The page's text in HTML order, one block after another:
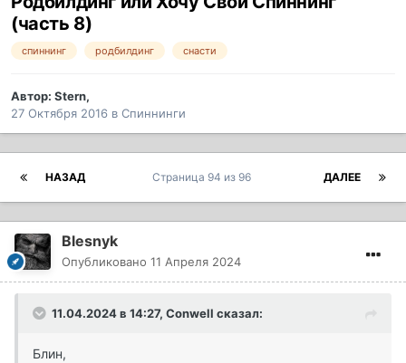
(часть 8)
спиннинг родбилдинг снасти
Автор: Stern,
27 Октября 2016 в Спиннинги
НАЗАД ДАЛЕЕ
Страница 94 из 96
Blesnyk
Опубликовано 11 Апреля 2024
11.04.2024 в 14:27, Conwell сказал:
Блин,